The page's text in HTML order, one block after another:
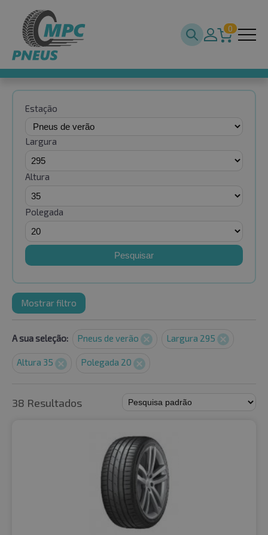
0
Estação
Largura
Altura
Polegada
Pesquisar
Mostrar filtro
A sua seleção: Pneus de verão Largura 295
Altura 35 Polegada 20
38 Resultados